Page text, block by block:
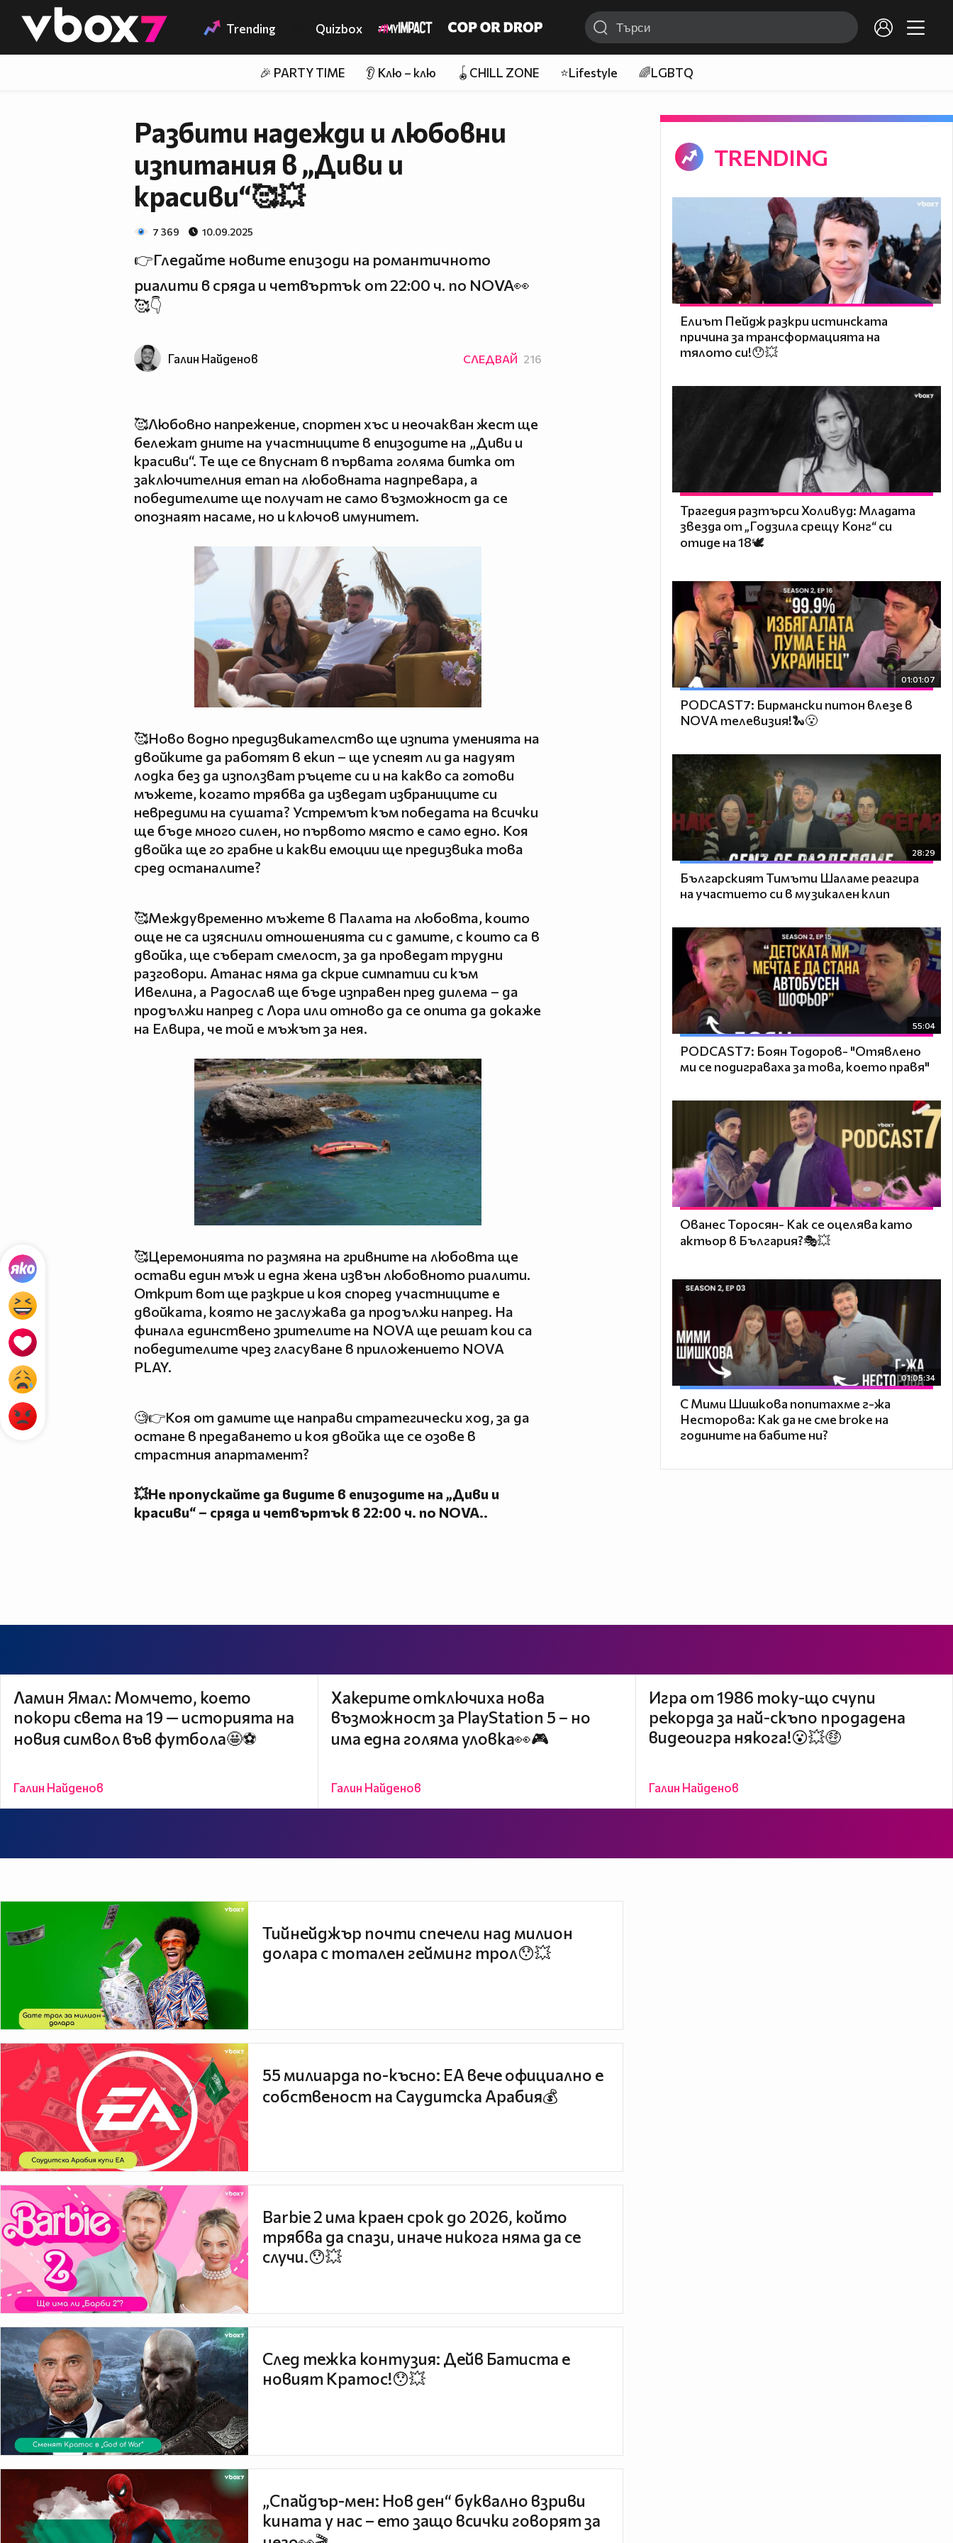
👾 Trending Quizbox
🎉 PARTY TIME 👂 Клю – клю 🪀CHILL ZONE ⭐Lifestyle 🌈LGBTQ
Разбити надежди и любовни
изпитания в „Диви и
красиви“🥰💥
7 369 10.09.2025
👉Гледайте новите епизоди на романтичното
риалити в сряда и четвъртък от 22:00 ч. по NOVA👀
🥰👇
Галин Найденов СЛЕДВАЙ 216
🥰Любовно напрежение, спортен хъс и неочакван жест ще
бележат дните на участниците в епизодите на „Диви и
красиви“. Те ще се впуснат в първата голяма битка от
заключителния етап на любовната надпревара, а
победителите ще получат не само възможност да се
опознаят насаме, но и ключов имунитет.
🥰Ново водно предизвикателство ще изпита уменията на
двойките да работят в екип – ще успеят ли да надуят
лодка без да използват ръцете си и на какво са готови
мъжете, когато трябва да изведат избраниците си
невредими на сушата? Устремът към победата на всички
ще бъде много силен, но първото място е само едно. Коя
двойка ще го грабне и какви емоции ще предизвика това
сред останалите?
🥰Междувременно мъжете в Палата на любовта, които
още не са изяснили отношенията си с дамите, с които са в
двойка, ще съберат смелост, за да проведат трудни
разговори. Атанас няма да скрие симпатии си към
Ивелина, а Радослав ще бъде изправен пред дилема – да
продължи напред с Лора или отново да се опита да докаже
на Елвира, че той е мъжът за нея.
🥰Церемонията по размяна на гривните на любовта ще
остави един мъж и една жена извън любовното риалити.
Открит вот ще разкрие и коя според участниците е
двойката, която не заслужава да продължи напред. На
финала единствено зрителите на NOVA ще решат кои са
победителите чрез гласуване в приложението NOVA
PLAY.
🧐👉Коя от дамите ще направи стратегически ход, за да
остане в предаването и коя двойка ще се озове в
страстния апартамент?
💥Не пропускайте да видите в епизодите на „Диви и
красиви“ – сряда и четвъртък в 22:00 ч. по NOVA..
Ламин Ямал: Момчето, което
покори света на 19 — историята на
новия символ във футбола🤩⚽
Галин Найденов
Хакерите отключиха нова
възможност за PlayStation 5 – но
има една голяма уловка👀🎮
Галин Найденов
Игра от 1986 току-що счупи
рекорда за най-скъпо продадена
видеоигра някога!😮💥🤑
Галин Найденов
TRENDING
Елиът Пейдж разкри истинската
причина за трансформацията на
тялото си!😯💥
Трагедия разтърси Холивуд: Младата
звезда от „Годзила срещу Конг“ си
отиде на 18🕊️
01:01:07
PODCAST7: Бирмански питон влезе в
NOVA телевизия!🐍😮
28:29
Българският Тимъти Шаламе реагира
на участието си в музикален клип
55:04
PODCAST7: ‪Боян Тодоров- "Отявлено
ми се подиграваха за това, което правя"
Ованес Торосян- Как се оцелява като
актьор в България?🎭💥
01:05:34
С Мими Шишкова попитахме г-жа
Несторова: Как да не сме broke на
годините на бабите ни?
Тийнейджър почти спечели над милион
долара с тотален гейминг трол😯💥
55 милиарда по-късно: EA вече официално е
собственост на Саудитска Арабия💰
Barbie 2 има краен срок до 2026, който
трябва да спази, иначе никога няма да се
случи.😯💥
След тежка контузия: Дейв Батиста е
новият Кратос!😯💥
„Спайдър-мен: Нов ден“ буквално взриви
кината у нас – ето защо всички говорят за